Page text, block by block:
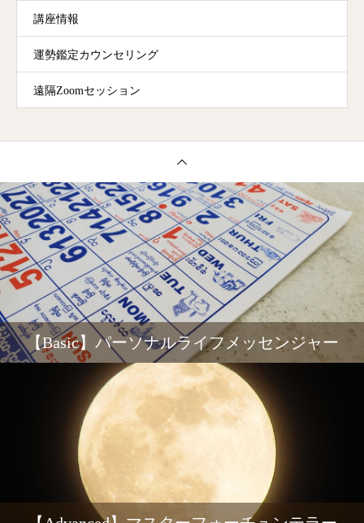
講座情報
運勢鑑定カウンセリング
遠隔Zoomセッション
【Basic】パーソナルライフメッセンジャー